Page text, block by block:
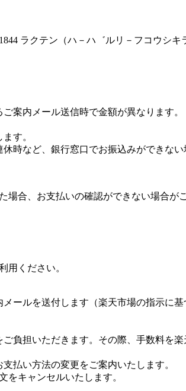
ラクテン（ハ－ハ゛ルリ－フコウシキ
案内メール送信時で金額が異なります。
す。
時など、銀行窓口でお振込みができな
合、お支払いの確認ができない場合が
用ください。
ールを送付します（楽天市場の指示に
負担いただきます。その際、手数料を
払い方法の変更をご案内いたします。
をキャンセルいたします。